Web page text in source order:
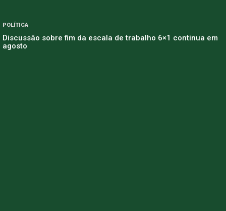
POLÍTICA
Discussão sobre fim da escala de trabalho 6×1 continua em
agosto